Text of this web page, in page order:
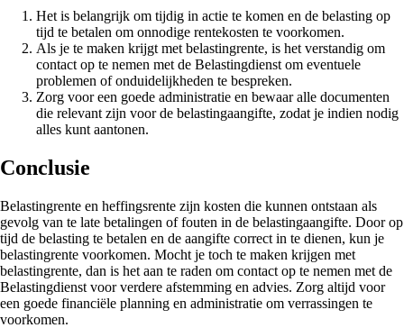
Het is belangrijk om tijdig in actie te komen en de belasting op
tijd te betalen om onnodige rentekosten te voorkomen.
Als je te maken krijgt met belastingrente, is het verstandig om
contact op te nemen met de Belastingdienst om eventuele
problemen of onduidelijkheden te bespreken.
Zorg voor een goede administratie en bewaar alle documenten
die relevant zijn voor de belastingaangifte, zodat je indien nodig
alles kunt aantonen.
Conclusie
Belastingrente en heffingsrente zijn kosten die kunnen ontstaan als
gevolg van te late betalingen of fouten in de belastingaangifte. Door op
tijd de belasting te betalen en de aangifte correct in te dienen, kun je
belastingrente voorkomen. Mocht je toch te maken krijgen met
belastingrente, dan is het aan te raden om contact op te nemen met de
Belastingdienst voor verdere afstemming en advies. Zorg altijd voor
een goede financiële planning en administratie om verrassingen te
voorkomen.